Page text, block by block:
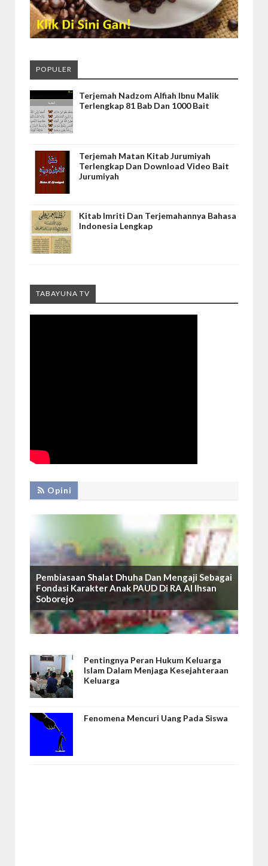
POPULER
Terjemah Nadzom Alfiah Ibnu Malik
Terlengkap 81 Bab Dan 1000 Bait
Terjemah Matan Kitab Jurumiyah
Terlengkap Dan Download Video Bait
Jurumiyah
Kitab Imriti Dan Terjemahannya Bahasa
Indonesia Lengkap
TABAYUNA TV
Opini
Pembiasaan Shalat Dhuha Dan Mengaji Sebagai
Fondasi Karakter Anak PAUD Di RA Al Ihsan
Soborejo
Pentingnya Peran Hukum Keluarga
Islam Dalam Menjaga Kesejahteraan
Keluarga
Fenomena Mencuri Uang Pada Siswa